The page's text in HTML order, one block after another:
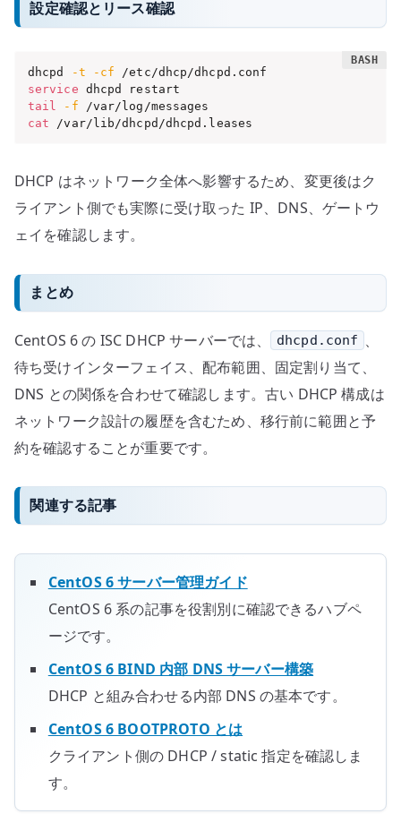
設定確認とリース確認
dhcpd -t -cf
service
tail
-f
cat /var/lib/dhcpd/dhcpd.leases
DHCP はネットワーク全体へ影響するため、変更後はク
ライアント側でも実際に受け取った IP、DNS、ゲートウ
ェイを確認します。
まとめ
CentOS 6 の ISC DHCP サーバーでは、 dhcpd.conf 、
待ち受けインターフェイス、配布範囲、固定割り当て、
DNS との関係を合わせて確認します。古い DHCP 構成は
ネットワーク設計の履歴を含むため、移行前に範囲と予
約を確認することが重要です。
関連する記事
CentOS 6 サーバー管理ガイド
CentOS 6 系の記事を役割別に確認できるハブペ
ージです。
CentOS 6 BIND 内部 DNS サーバー構築
DHCP と組み合わせる内部 DNS の基本です。
CentOS 6 BOOTPROTO とは
クライアント側の DHCP / static 指定を確認しま
す。